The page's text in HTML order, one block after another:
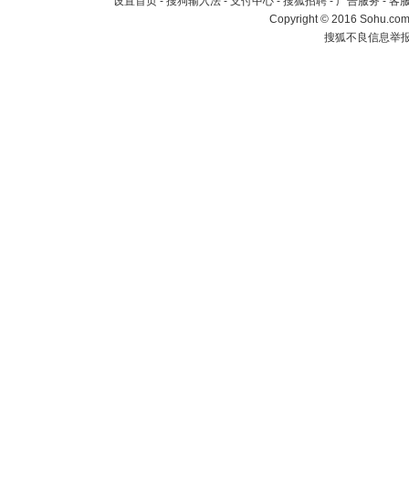
Copyright©2016
搜狐不良信息举